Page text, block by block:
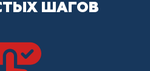
ШАГОВ